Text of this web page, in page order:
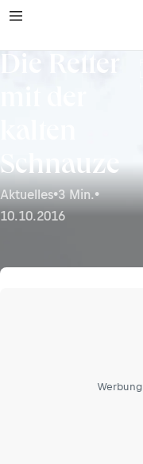
Die Retter
Schnauze
Aktuelles•3 Min.•
10.10.2016
Werbung